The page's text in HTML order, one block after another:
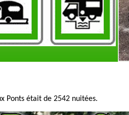
Ponts était de 2542 nuitées.